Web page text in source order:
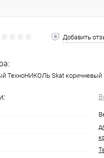
Добавить
ТехноНИКОЛЬ Skat коричневый